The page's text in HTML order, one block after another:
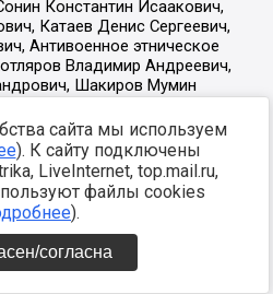
сайта мы используем
). К сайту подключены
LiveInternet, top.mail.ru,
файлы cookies
).
согласна